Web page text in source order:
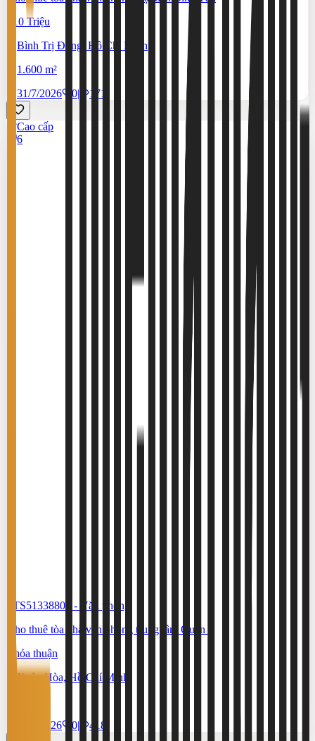
210 Triệu
Bình Trị Đông, Hồ Chí Minh
1.600 m²
31/7/2026
0| 171
Cao cấp
6
#TS51338806 -
Văn phòng
Cho thuê tòa nhà văn phòng trung tâm Quận 3
Thỏa thuận
Xuân Hòa, Hồ Chí Minh
17/7/2026
0| 418